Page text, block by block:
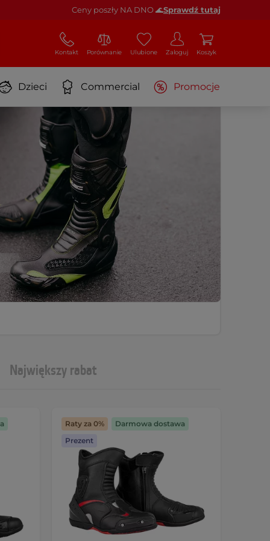
Ceny poszły NA DNO 🌊Sprawdź tutaj
Kontakt Porównanie Ulubione Zaloguj Koszyk
Dzieci Commercial Promocje
Największy rabat
Raty za 0%
Darmowa dostawa
Prezent